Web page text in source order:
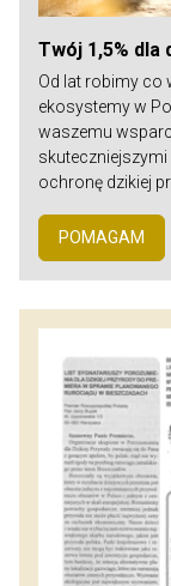
Twój 1,5% dla
Od lat robimy co
ekosystemy w
waszemu
skuteczniejszymi
ochronę dzikiej
POMAGAM